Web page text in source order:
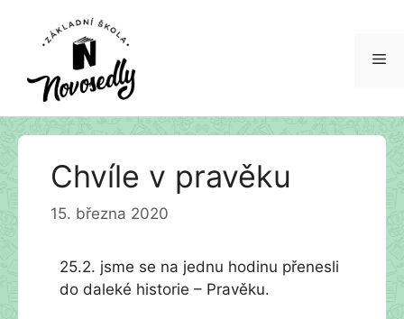
Přeskočit
Chvíle v pravěku
15. března 2020
25.2. jsme se na jednu hodinu přenesli
do daleké historie – Pravěku.